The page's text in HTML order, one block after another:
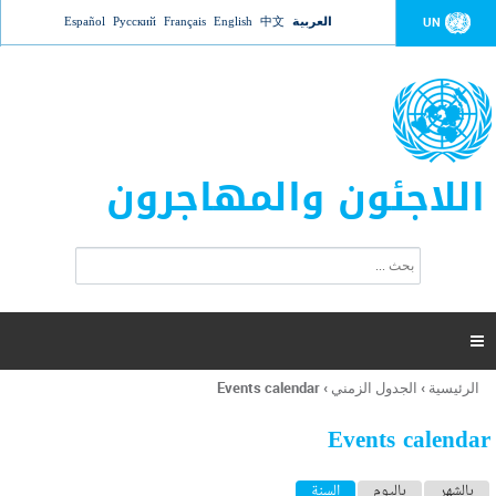
Jump to navigation UN العربية 中文
English
Français
Русский
Español
اللاجئون والمهاجرون
ت
ر
ل
ح
ب

أنت
هنا
الرئيسية › الجدول الزمني ›
Events calendar
Events calendar